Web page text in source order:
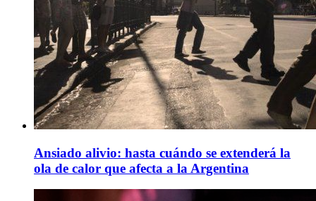
Ansiado alivio: hasta cuándo se extenderá la
ola de calor que afecta a la Argentina